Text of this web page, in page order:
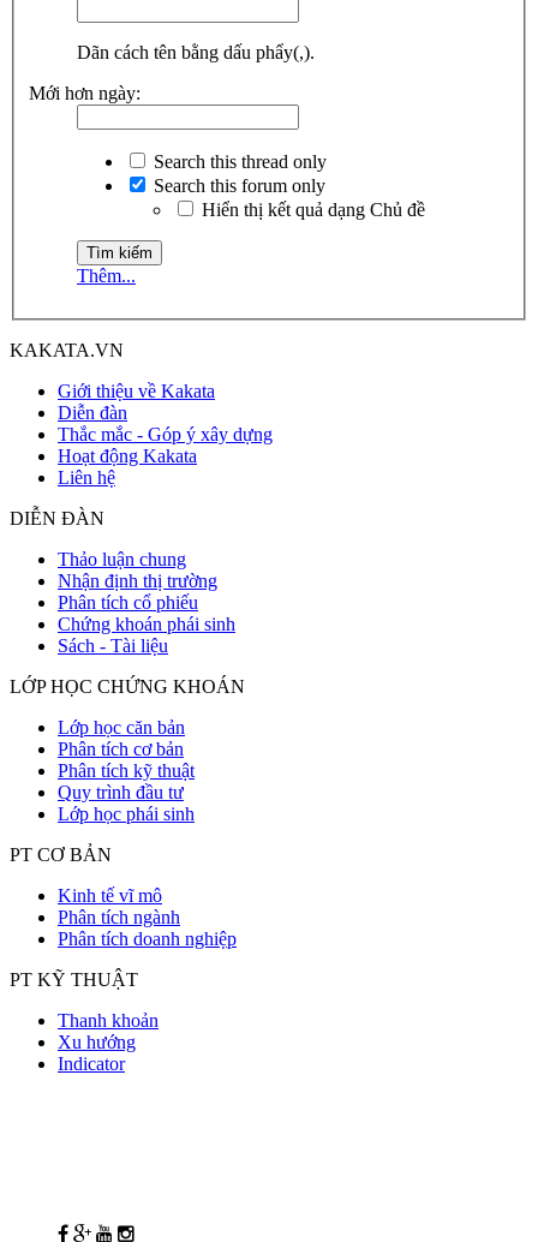
Dãn cách tên bằng dấu phẩy(,).
Mới hơn ngày:
Search this thread only
Search this forum only
Hiển thị kết quả dạng Chủ đề
Thêm...
KAKATA.VN
Giới thiệu về Kakata
Diễn đàn
Thắc mắc - Góp ý xây dựng
Hoạt động Kakata
Liên hệ
DIỄN ĐÀN
Thảo luận chung
Nhận định thị trường
Phân tích cổ phiếu
Chứng khoán phái sinh
Sách - Tài liệu
LỚP HỌC CHỨNG KHOÁN
Lớp học căn bản
Phân tích cơ bản
Phân tích kỹ thuật
Quy trình đầu tư
Lớp học phái sinh
PT CƠ BẢN
Kinh tế vĩ mô
Phân tích ngành
Phân tích doanh nghiệp
PT KỸ THUẬT
Thanh khoản
Xu hướng
Indicator